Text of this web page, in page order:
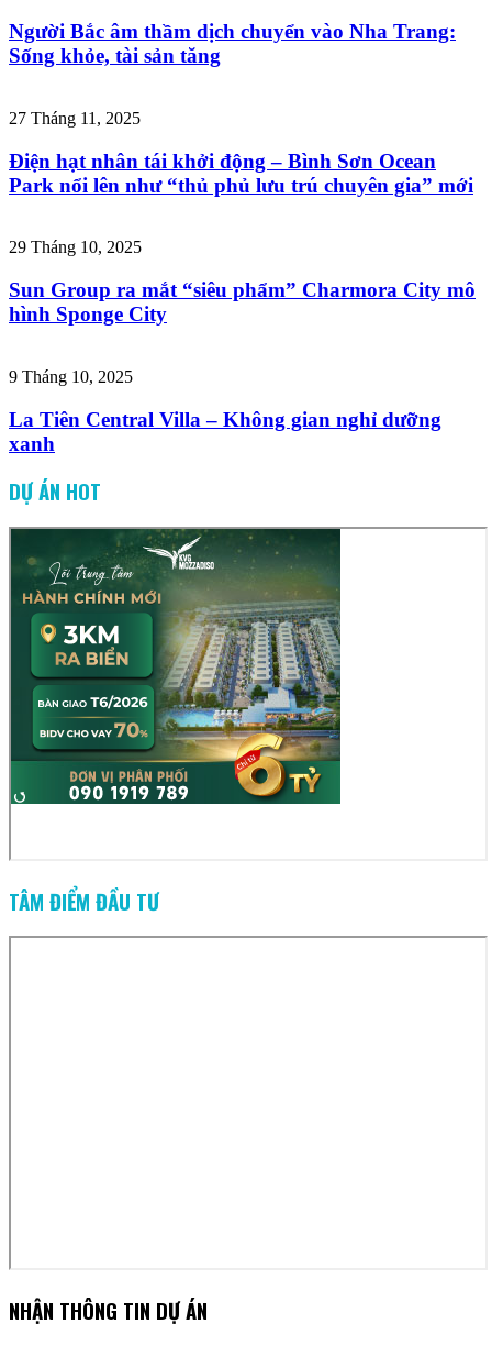
Người Bắc âm thầm dịch chuyển vào Nha Trang:
Sống khỏe, tài sản tăng
27 Tháng 11, 2025
Điện hạt nhân tái khởi động – Bình Sơn Ocean
Park nổi lên như “thủ phủ lưu trú chuyên gia” mới
29 Tháng 10, 2025
Sun Group ra mắt “siêu phẩm” Charmora City mô
hình Sponge City
9 Tháng 10, 2025
La Tiên Central Villa – Không gian nghỉ dưỡng
xanh
DỰ ÁN HOT
TÂM ĐIỂM ĐẦU TƯ
NHẬN THÔNG TIN DỰ ÁN